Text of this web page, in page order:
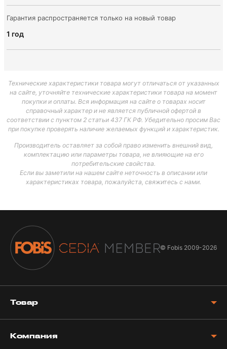
Гарантия распространяется только на новый товар
1 год
Технические характеристики товара могут отличаться от указанных
на сайте, уточняйте технические характеристики товара на момент
покупки и оплаты. Вся информация на сайте о товарах носит
справочный характер и не является публичной офертой в
соответствии с пунктом 2 статьи 437 ГК РФ. Убедительно просим Вас
при покупке проверять наличие желаемых функций и характеристик.
Производитель оставляет за собой право изменить внешний вид,
комплектацию или параметры товара, не влияющие на его
потребительские свойства.
Если вы заметили на нашем сайте неточность в описании или
характеристиках товара, пожалуйста, свяжитесь с нами.
© Fobis 2009-2026
Товар
Компания